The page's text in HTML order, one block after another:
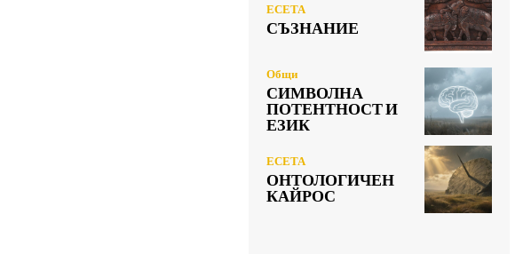
ЕСЕТА
СЪЗНАНИЕ
Общи
СИМВОЛНА
ПОТЕНТНОСТ И
ЕЗИК
ЕСЕТА
ОНТОЛОГИЧЕН
КАЙРОС